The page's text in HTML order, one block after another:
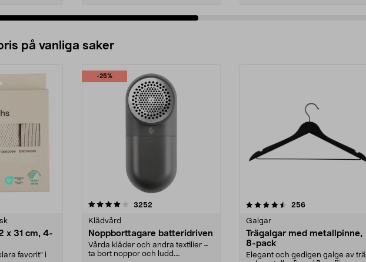
på vanliga saker
x 31 cm, 4-
favorit” i
-25%
3252
Klädvård
Noppborttagare batteridriven
Vårda kläder och andra textilier –
ta bort noppor och ludd.
4.5av 5 stjärnor 256recensioner
Galgar
Trägalgar med metallpinne,
8-pack
Elegant och gedigen galge av trä
4.0av 5 stjärnor